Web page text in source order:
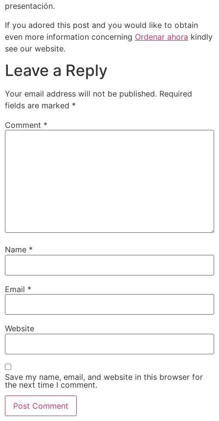
presentación.
If you adored this post and you would like to obtain
even more information concerning Ordenar ahora kindly
see our website.
Leave a Reply
Your email address will not be published. Required
fields are marked *
Comment *
Name *
Email *
Website
Save my name, email, and website in this browser for
the next time I comment.